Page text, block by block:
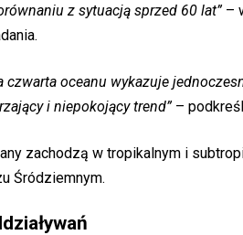
z sytuacją sprzed 60 lat”–
oceanu wykazuje
i niepokojący trend”–
zachodzą w tropikalnym i
Śródziemnym.